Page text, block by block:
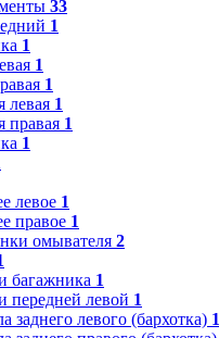
33
1
1
1
1
левая 1
правая 1
1
левое 1
правое 1
омывателя 2
багажника 1
передней левой 1
заднего левого (бархотка) 1